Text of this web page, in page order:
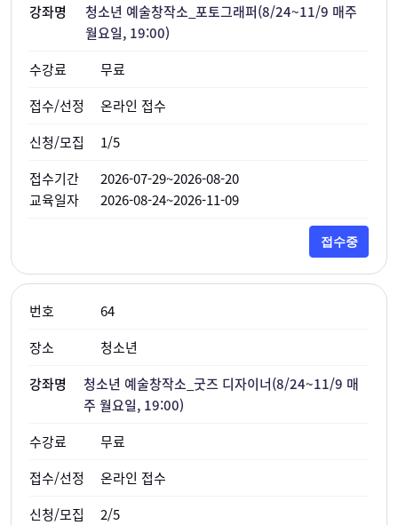
청소년 예술창작소_포토그래퍼(8/24~11/9 매주
월요일, 19:00)
무료
온라인 접수
1/5
2026-07-29~2026-08-20
2026-08-24~2026-11-09
접수중
64
청소년
청소년 예술창작소_굿즈 디자이너(8/24~11/9 매
주 월요일, 19:00)
무료
온라인 접수
2/5